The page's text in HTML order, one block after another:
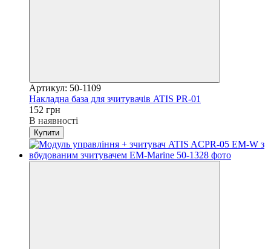
Артикул: 50-1109
Накладна база для зчитувачів ATIS PR-01
152 грн
В наявності
Купити